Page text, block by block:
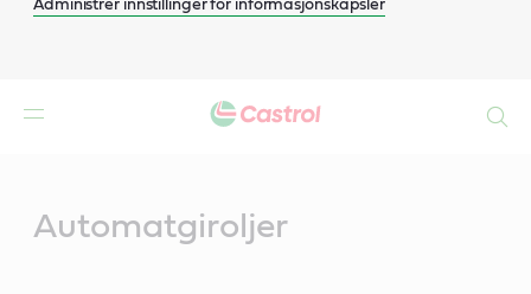
Administrer innstillinger for informasjonskapsler
Automatgiroljer